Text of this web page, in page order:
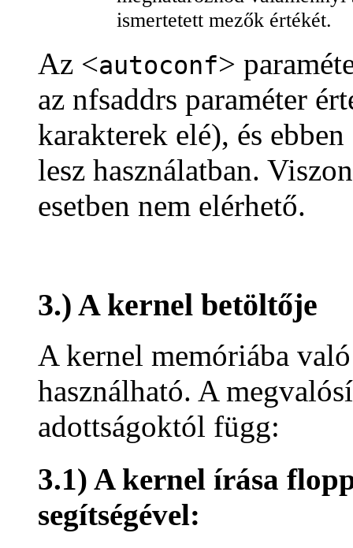
ismertetett mezők értékét.
Az <autoconf>
az nfsaddrs paraméter
karakterek elé), és
lesz használatban.
esetben nem elérhető.
3.) A kernel betöltője
A kernel memóriába
használható. A
adottságoktól függ:
3.1) A kernel írása
segítségével: